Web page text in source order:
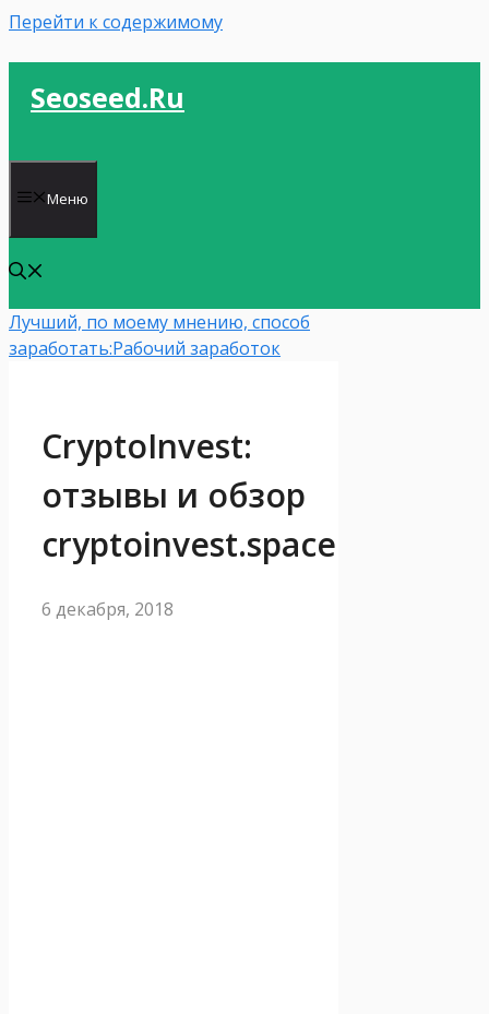
Перейти к содержимому
Seoseed.ru
Меню
Лучший, по моему мнению, способ
заработать:Рабочий заработок
CryptoInvest:
отзывы и обзор
cryptoinvest.space
6 декабря, 2018